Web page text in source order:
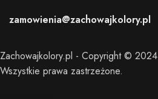
zamowienia@zachowajkolory.pl
Zachowajkolory.pl - Copyright © 2024
Wszystkie prawa zastrzeżone.